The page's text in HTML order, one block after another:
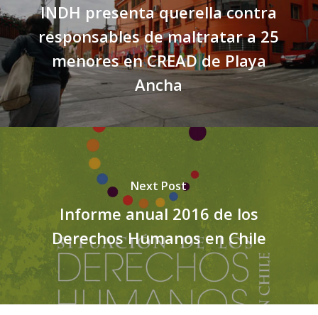
INDH presenta querella contra
responsables de maltratar a 25
menores en CREAD de Playa
Ancha
Next Post
Informe anual 2016 de los
Derechos Humanos en Chile